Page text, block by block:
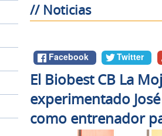
// Noticias
Facebook Twitter
El Biobest CB La
experimentado
como entrenador